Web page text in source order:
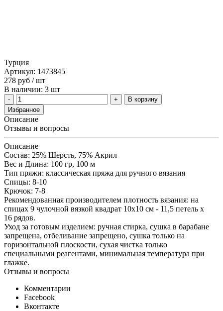
Турция
Артикул: 1473845
278 руб / шт
В наличии: 3 шт
В корзину
Избранное
Описание
Отзывы и вопросы
Описание
Состав: 25% Шерсть, 75% Aкрил
Вес и Длина: 100 гр, 100 м
Тип пряжи: классическая пряжа для ручного вязания
Спицы: 8-10
Крючок: 7-8
Рекомендованная производителем плотность вязания: на
спицах 9 чулочной вязкой квадрат 10х10 см - 11,5 петель х
16 рядов.
Уход за готовым изделием: ручная стирка, сушка в барабане
запрещена, отбеливание запрещено, сушка только на
горизонтальной плоскости, сухая чистка только
специальными реагентами, минимальная температура при
глажке.
Отзывы и вопросы
Комментарии
Facebook
Вконтакте